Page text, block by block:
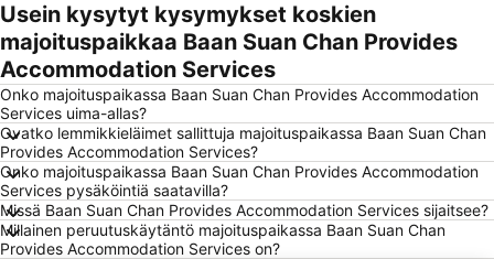
Usein kysytyt kysymykset koskien
majoituspaikkaa Baan Suan Chan Provides
Accommodation Services
Onko majoituspaikassa Baan Suan Chan Provides Accommodation
Services uima-allas?
Ovatko lemmikkieläimet sallittuja majoituspaikassa Baan Suan Chan
Provides Accommodation Services?
Onko majoituspaikassa Baan Suan Chan Provides Accommodation
Services pysäköintiä saatavilla?
Missä Baan Suan Chan Provides Accommodation Services sijaitsee?
Millainen peruutuskäytäntö majoituspaikassa Baan Suan Chan
Provides Accommodation Services on?